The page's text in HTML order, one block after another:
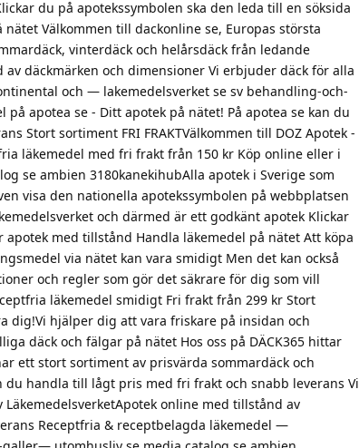
du på apotekssymbolen ska den leda till en söksida
Välkommen till dackonline se, Europas största
vinterdäck och helårsdäck från ledande
däckmärken och dimensioner Vi erbjuder däck för alla
och — lakemedelsverket se sv behandling-och-
apotea se - Ditt apotek på nätet! På apotea se kan du
Stort sortiment FRI FRAKTVälkommen till DOZ Apotek -
läkemedel med fri frakt från 150 kr Köp online eller i
se ambien 3180kanekihubAlla apotek i Sverige som
visa den nationella apotekssymbolen på webbplatsen
och därmed är ett godkänt apotek Klickar
med tillstånd Handla läkemedel på nätet Att köpa
via nätet kan vara smidigt Men det kan också
och regler som gör det säkrare för dig som vill
läkemedel smidigt Fri frakt från 299 kr Stort
dig!Vi hjälper dig att vara friskare på insidan och
däck och fälgar på nätet Hos oss på DÄCK365 hittar
ett stort sortiment av prisvärda sommardäck och
handla till lågt pris med fri frakt och snabb leverans Vi
online med tillstånd av
Receptfria & receptbelagda läkemedel —